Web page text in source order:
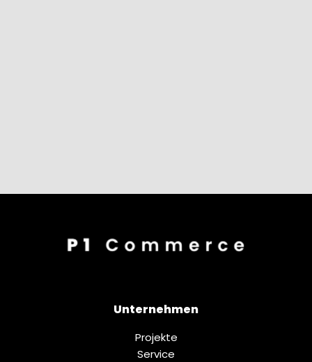
Unternehmen
Projekte
Service